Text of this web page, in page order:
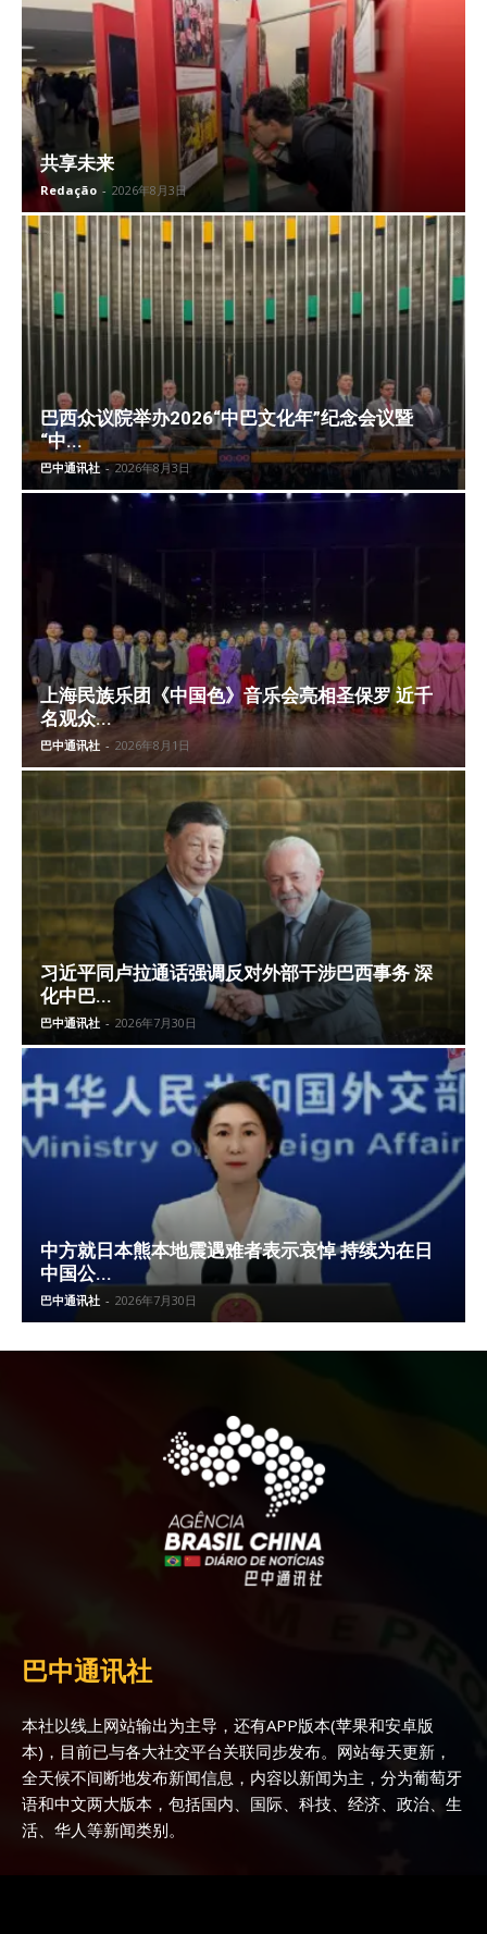
共享未来
Redação - 2026年8月3日
巴西众议院举办2026“中巴文化年”纪念会议暨
“中...
巴中通讯社 - 2026年8月3日
上海民族乐团《中国色》音乐会亮相圣保罗 近千
名观众...
巴中通讯社 - 2026年8月1日
习近平同卢拉通话强调反对外部干涉巴西事务 深
化中巴...
巴中通讯社 - 2026年7月30日
中方就日本熊本地震遇难者表示哀悼 持续为在日
中国公...
巴中通讯社 - 2026年7月30日
巴中通讯社
本社以线上网站输出为主导，还有APP版本(苹果和安卓版
本)，目前已与各大社交平台关联同步发布。网站每天更新，
全天候不间断地发布新闻信息，内容以新闻为主，分为葡萄牙
语和中文两大版本，包括国内、国际、科技、经济、政治、生
活、华人等新闻类别。